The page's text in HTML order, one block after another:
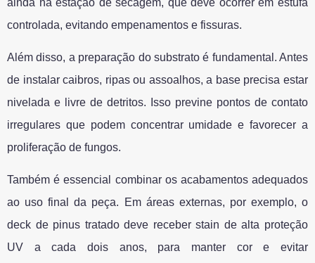
controlada, evitando empenamentos e fissuras.
Além disso, a preparação do substrato é fundamental. Antes
de instalar caibros, ripas ou assoalhos, a base precisa estar
nivelada e livre de detritos. Isso previne pontos de contato
irregulares que podem concentrar umidade e favorecer a
proliferação de fungos.
Também é essencial combinar os acabamentos adequados
ao uso final da peça. Em áreas externas, por exemplo, o
deck de pinus tratado deve receber stain de alta proteção
UV a cada dois anos, para manter cor e evitar